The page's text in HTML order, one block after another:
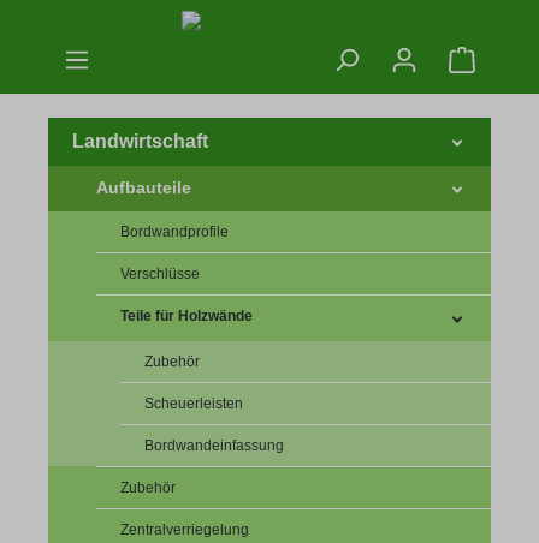
Zum Hauptinhalt springen
Landwirtschaft
Aufbauteile
Bordwandprofile
Verschlüsse
Teile für Holzwände
Zubehör
Scheuerleisten
Bordwandeinfassung
Zubehör
Zentralverriegelung